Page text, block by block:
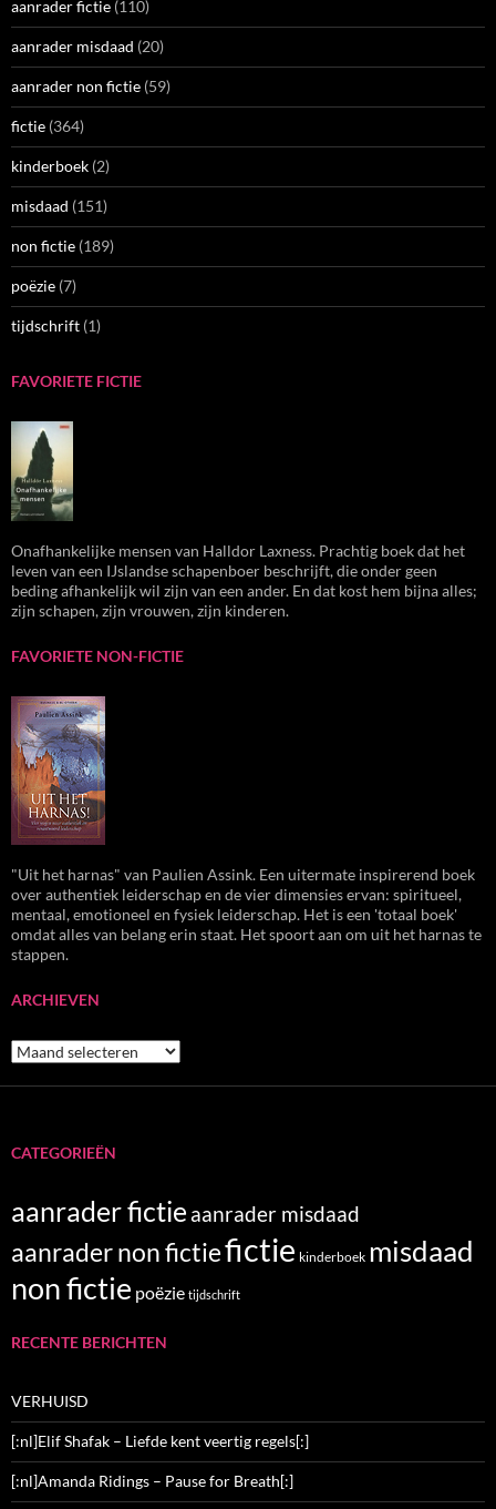
aanrader fictie (110)
aanrader misdaad (20)
aanrader non fictie (59)
fictie (364)
kinderboek (2)
misdaad (151)
non fictie (189)
poëzie (7)
tijdschrift (1)
FAVORIETE FICTIE
Onafhankelijke mensen van Halldor Laxness. Prachtig boek dat het
leven van een IJslandse schapenboer beschrijft, die onder geen
beding afhankelijk wil zijn van een ander. En dat kost hem bijna alles;
zijn schapen, zijn vrouwen, zijn kinderen.
FAVORIETE NON-FICTIE
"Uit het harnas" van Paulien Assink. Een uitermate inspirerend boek
over authentiek leiderschap en de vier dimensies ervan: spiritueel,
mentaal, emotioneel en fysiek leiderschap. Het is een 'totaal boek'
omdat alles van belang erin staat. Het spoort aan om uit het harnas te
stappen.
ARCHIEVEN
Archieven
CATEGORIEËN
aanrader fictie aanrader misdaad
aanrader non fictiefictie kinderboek misdaad
non fictie poëzie tijdschrift
RECENTE BERICHTEN
VERHUISD
[:nl]Elif Shafak – Liefde kent veertig regels[:]
[:nl]Amanda Ridings – Pause for Breath[:]